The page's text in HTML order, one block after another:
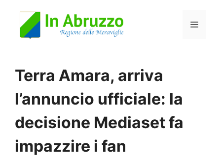
Menu
Terra Amara, arriva
l’annuncio ufficiale: la
decisione Mediaset fa
impazzire i fan